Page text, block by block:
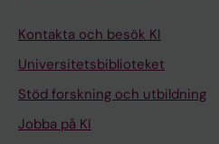
Kontakta och besök KI
Universitetsbiblioteket
Stöd forskning och utbildning
Jobba på KI